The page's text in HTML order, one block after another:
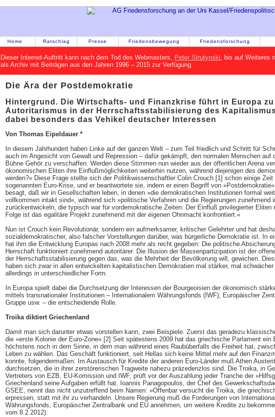
Home Ratschlag Presse Friedensbewegung Friedensforschung
Dieser Internet-Auftritt kann nach dem Tod des Webmasters, Peter Strutynski , bis auf Weiteres
als Archiv mit Beiträgen aus den Jahren 1996 – 2015 zur Verfügung.
Die Ära der Postdemokratie
Hintergrund. Die Wirtschafts- und Finanzkrise führt in Europa zu
Autoritarismus in der Herrschaftsstabilisierung des
dabei besonders das Vehikel deutscher Interessen
Von Thomas Eipeldauer *
In diesem Jahrhundert haben Linke auf der ganzen Welt – zum Teil friedlich und Schritt für
auch im Angesicht von Gewalt und Repression – dafür gekämpft, den normalen Menschen auf
Bühne Gehör zu verschaffen. Werden diese Stimmen nun wieder aus der öffentlichen Arena
ökonomischen Eliten ihre Einflußmöglichkeiten weiterhin nutzen, während diejenigen des
werden?« Diese Frage stellte sich der Politikwissenschaftler Colin Crouch [1] schon einige Zeit
sogenannten Euro-Krise, und er beantwortete sie, indem er einen Begriff von
besagt, daß wir in Gesellschaften leben, in denen »die demokratischen Institutionen formal
vollkommen intakt sind«, während sich »politische Verfahren und die Regierungen zunehmend
zurückentwickeln, die typisch war für vordemokratische Zeiten: Der Einfluß privilegierter Eliten
Folge ist das egalitäre Projekt zunehmend mit der eigenen Ohnmacht konfrontiert.«
Nun ist Crouch kein Revolutionär, sondern ein aufmerksamer, kritischer Gelehrter und hat
sozialdemokratischer, also falscher Vorstellungen darüber, was bürgerliche Demokratie ist. In
hat ihm die Entwicklung Europas nach 2008 mehr als recht gegeben: Die politische
Herrschaft funktioniert zunehmend autoritärer. Die Illusion der Massenpartizipation ist der
der Herrschaftsstabilisierung gegen das, was die Mehrheit der Bevölkerung will, gewichen.
haben sich zwar in allen entwickelten kapitalistischen Demokratien mal stärker, mal
allerdings in unterschiedlicher Form.
In Europa spielt dabei die Durchsetzung der Interessen der Bourgeoisien der ökonomisch
mittels transnationaler Institutionen – Internationalem Währungsfonds (IWF), Europäischer
Gruppe usw. – die entscheidende Rolle.
Troika diktiert Griechenland
Damit man sich darunter etwas vorstellen kann, zwei Beispiele. Zuerst das geradezu
die »erste Kolonie der Euro-Zone«.[2] Seit spätestens 2009 hat das griechische Parlament ein
höchstens noch in dem Sinne, in dem man während eines Raubüberfalls die Freiheit hat,
Leben zu wählen. Das Geschäft funktioniert, seit Hellas sich keine Mittel mehr auf den
konnte, folgendermaßen: Im Austausch für Kredite der anderen Euro-Länder muß Athen
durchsetzen, die in ihrer zerstörerischen Tragweite nahezu präzedenzlos sind. Die Troika, in
Vertreters von EZB, EU-Komission und IWF, prüft vor der Auszahlung jeder Tranche der
Griechenland seine Aufgaben erfüllt hat. Ioannis Panagopoulos, der Chef des
GSEE, nennt das nicht unzutreffend beim Namen: »Offenbar versucht die Troika, die
erpressen, statt mit ihr zu verhandeln. Unsere Regierung muß die Forderungen von
Währungsfonds, Europäischer Zentralbank und EU annehmen, um weitere Kredite zu
vom 8.2.2012).